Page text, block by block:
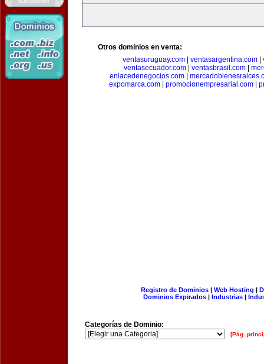
Otros dominios en venta:
ventasuruguay.com| ventasargentina.com|
ventasecuador.com| ventasbrasil.com|
enlacedenegocios.com|
expomarca.com| promocionempresarial.com|
Registro de Dominios| Web Hosting |
Dominios Expirados | Industrias |
Categorías de Dominio:
[Pág.